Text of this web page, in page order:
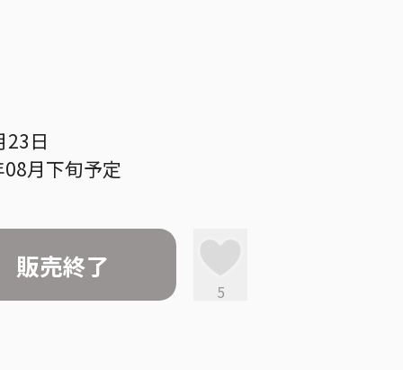
23日
月下旬予定
販売終了
5